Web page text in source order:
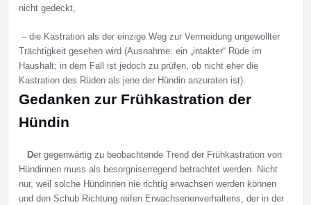
nicht gedeckt,
– die Kastration als der einzige Weg zur Vermeidung ungewollter
Trächtigkeit gesehen wird (Ausnahme: ein „intakter“ Rüde im
Haushalt; in dem Fall ist jedoch zu prüfen, ob nicht eher die
Kastration des Rüden als jene der Hündin anzuraten ist).
Gedanken zur Frühkastration der
Hündin
Der gegenwärtig zu beobachtende Trend der Frühkastration von
Hündinnen muss als besorgniserregend betrachtet werden. Nicht
nur, weil solche Hündinnen nie richtig erwachsen werden können
und den Schub Richtung reifen Erwachsenenverhaltens, der in der